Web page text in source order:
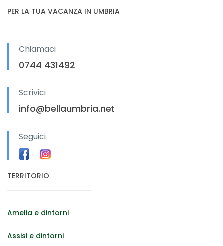
PER LA TUA VACANZA IN UMBRIA
Chiamaci
0744 431492
Scrivici
info@bellaumbria.net
Seguici
TERRITORIO
Amelia e dintorni
Assisi e dintorni